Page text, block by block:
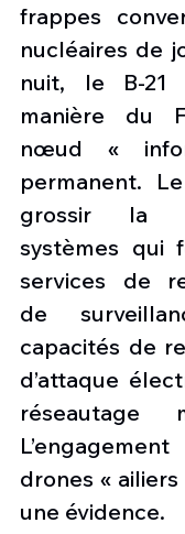
frappes
nucléaires de
nuit, le B-
manière du
nœud «
permanent.
grossir la
systèmes qui
services de
de
capacités de
d’attaque
réseautage
drones «
une évidence.